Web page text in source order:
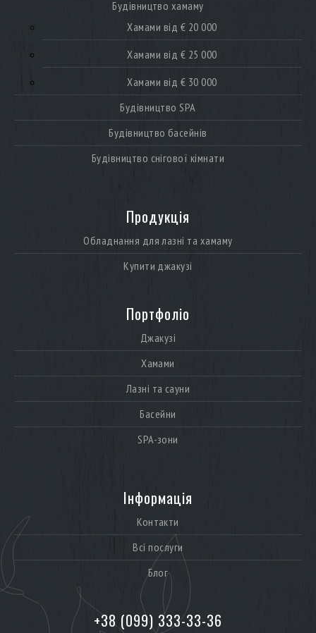
Будівництво хамаму
Хамами від € 20 000
Хамами від € 25 000
Хамами від € 30 000
Будівництво SPA
Будівництво басейнів
Будівництво снігової кімнати
Продукція
Обладнання для лазні та хамаму
Купити джакузі
Портфоліо
Джакузі
Хамами
Лазні та сауни
Басейни
SPA-зони
Інформація
Контакти
Всі послуги
Блог
+38 (099) 333-33-36